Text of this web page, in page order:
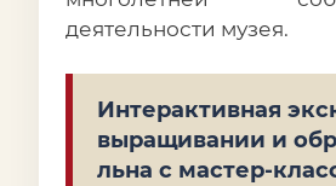
деятельности музея.
Интерактивная
выращивании и
льна с мастер-